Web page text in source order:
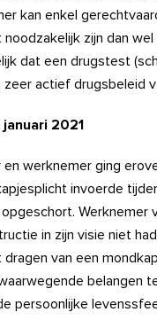
kan enkel
zijn dan
dat een drugstest
actief drugsbeleid
2021
werknemer ging
invoerde
Werknemer
in zijn visie niet
van een
belangen
persoonlijke